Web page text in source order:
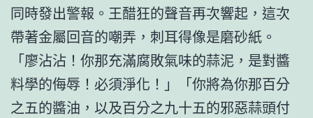
同時發出警報。王醋狂的聲音再次響起，這次
帶著金屬回音的嘲弄，刺耳得像是磨砂紙。
「廖沾沾！你那充滿腐敗氣味的蒜泥，是對醬
料學的侮辱！必須淨化！」「你將為你那百分
之五的醬油，以及百分之九十五的邪惡蒜頭付